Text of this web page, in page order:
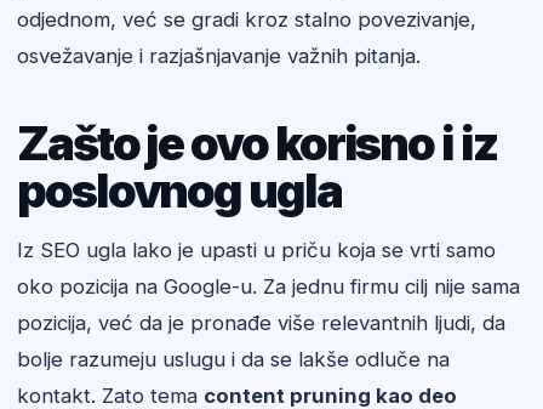
odjednom, već se gradi kroz stalno povezivanje,
osvežavanje i razjašnjavanje važnih pitanja.
Zašto je ovo korisno i iz
poslovnog ugla
Iz SEO ugla lako je upasti u priču koja se vrti samo
oko pozicija na Google-u. Za jednu firmu cilj nije sama
pozicija, već da je pronađe više relevantnih ljudi, da
bolje razumeju uslugu i da se lakše odluče na
kontakt. Zato tema content pruning kao deo